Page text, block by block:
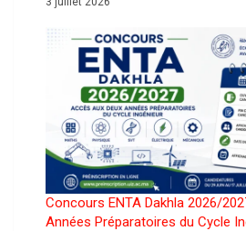
Concours ENTA Dakhla 2026/
Années Préparatoires du Cycle